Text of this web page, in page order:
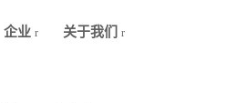
企业 关于我们